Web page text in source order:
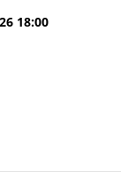
18:00